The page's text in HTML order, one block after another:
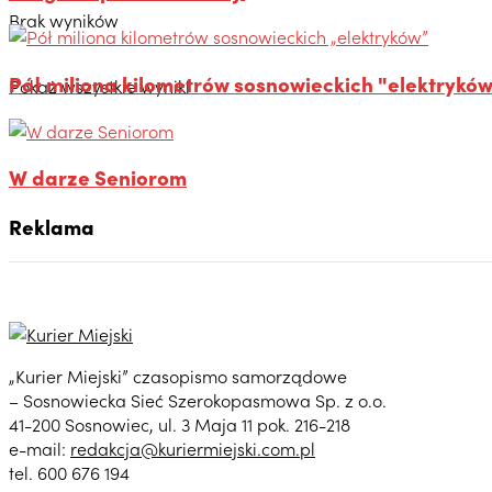
Brak wyników
Pokaż wszystkie wyniki
Pół miliona kilometrów sosnowieckich
W darze Seniorom
Reklama
„Kurier Miejski” czasopismo samorządowe
– Sosnowiecka Sieć Szerokopasmowa Sp. z o.o.
41-200 Sosnowiec, ul. 3 Maja 11 pok. 216-218
e-mail: redakcja@kuriermiejski.com.pl
tel. 600 676 194